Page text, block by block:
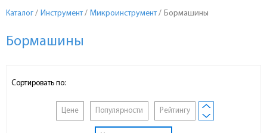
Каталог / Инструмент/ Микроинструмент/ Бормашины
Бормашины
Сортировать по:
Цене Популярности Рейтингу